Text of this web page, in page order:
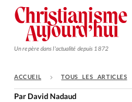
Un repère dans l'actualité depuis 1872
ACCUEIL TOUS LES ARTICLES
Par David Nadaud